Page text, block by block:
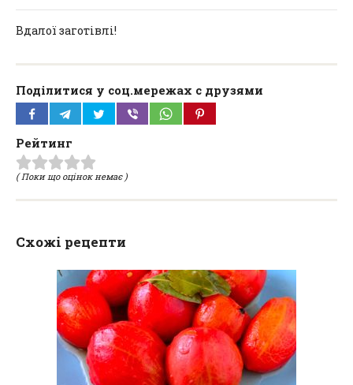
Вдалої заготівлі!
Поділитися у соц.мережах с друзями
Рейтинг
( Поки що оцінок немає )
Схожі рецепти